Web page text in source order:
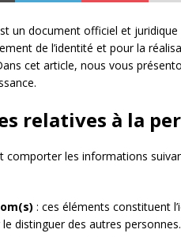
un document officiel et
de l’identité et pour la
cet article, nous vous
relatives à la
comporter les informations
: ces éléments constituent
distinguer des autres personnes.